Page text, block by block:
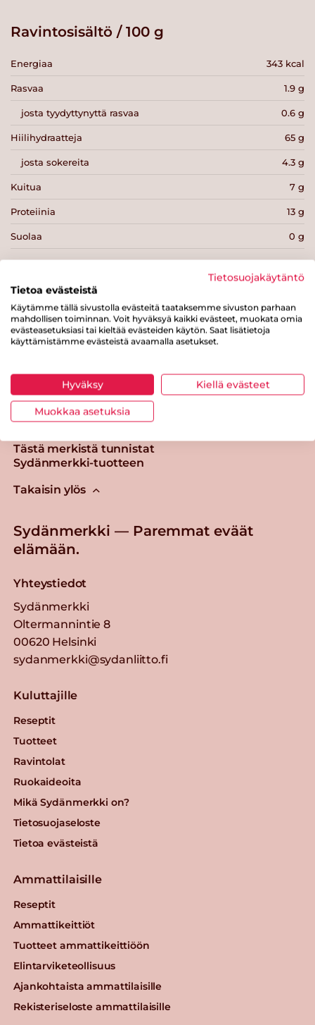
Ravintosisältö / 100 g
Energiaa 343 kcal
Rasvaa 1.9 g
josta tyydyttynyttä rasvaa 0.6 g
Hiilihydraatteja 65 g
josta sokereita 4.3 g
Kuitua 7 g
Proteiinia 13 g
Suolaa 0 g
Tulosta sivu Jaa tuote
Tästä merkistä tunnistat
Sydänmerkki-tuotteen
Takaisin ylös
Sydänmerkki — Paremmat eväät
elämään.
Yhteystiedot
Sydänmerkki
Oltermannintie 8
00620 Helsinki
sydanmerkki@sydanliitto.fi
Kuluttajille
Reseptit
Tuotteet
Ravintolat
Ruokaideoita
Mikä Sydänmerkki on?
Tietosuojaseloste
Tietoa evästeistä
Ammattilaisille
Reseptit
Ammattikeittiöt
Tuotteet ammattikeittiöön
Elintarviketeollisuus
Ajankohtaista ammattilaisille
Rekisteriseloste ammattilaisille
Tietosuojakäytäntö
Tietoa evästeistä
Käytämme tällä sivustolla evästeitä taataksemme sivuston parhaan
mahdollisen toiminnan. Voit hyväksyä kaikki evästeet, muokata omia
evästeasetuksiasi tai kieltää evästeiden käytön. Saat lisätietoja
käyttämistämme evästeistä avaamalla asetukset.
Hyväksy Kiellä evästeet
Muokkaa asetuksia